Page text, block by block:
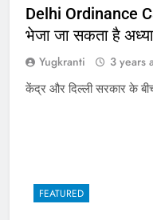
Delhi Ordinance
भेजा जा सकता है
Yugkranti 3 years
केंद्र और दिल्ली सरकार के
FEATURED